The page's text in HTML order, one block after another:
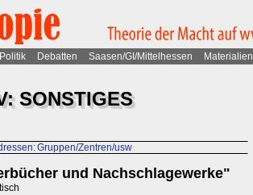
Debatten Saasen/GI/Mittelhessen Materialien
SONSTIGES
Gruppen/Zentren/usw
und Nachschlagewerke"